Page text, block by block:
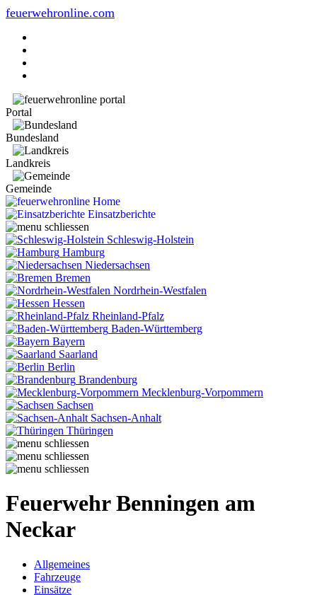
feuerwehronline.com
Portal
Bundesland
Landkreis
Gemeinde
Home
Einsatzberichte
Schleswig-Holstein
Hamburg
Niedersachsen
Bremen
Nordrhein-Westfalen
Hessen
Rheinland-Pfalz
Baden-Württemberg
Bayern
Saarland
Berlin
Brandenburg
Mecklenburg-Vorpommern
Sachsen
Sachsen-Anhalt
Thüringen
Feuerwehr Benningen am
Neckar
Allgemeines
Fahrzeuge
Einsätze